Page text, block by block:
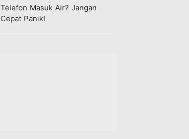
Telefon Masuk Air? Jangan
Cepat Panik!